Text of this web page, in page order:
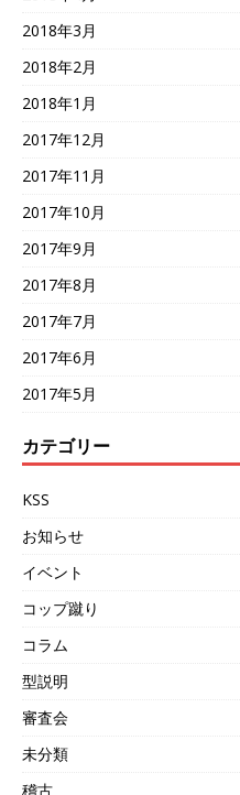
2018年3月
2018年2月
2018年1月
2017年12月
2017年11月
2017年10月
2017年9月
2017年8月
2017年7月
2017年6月
2017年5月
カテゴリー
KSS
お知らせ
イベント
コップ蹴り
コラム
型説明
審査会
未分類
稽古